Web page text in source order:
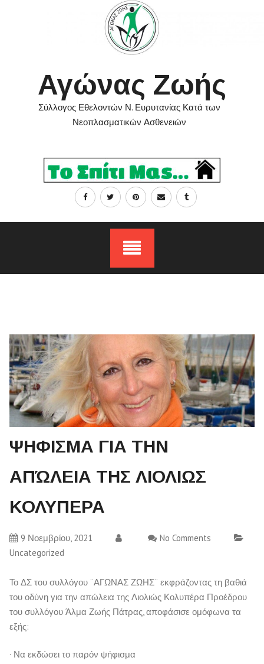
Αγώνας Ζωής
Σύλλογος Εθελοντών Ν. Ευρυτανίας Κατά των
Νεοπλασματικών Ασθενειών
ΨΗΦΙΣΜΑ ΓΙΑ ΤΗΝ
ΑΠΏΛΕΙΑ ΤΗΣ ΛΙΟΛΙΩΣ
ΚΟΛΥΠΕΡΑ
9 Νοεμβρίου, 2021
No Comments
Uncategorized
Το ΔΣ του συλλόγου ¨ΑΓΩΝΑΣ ΖΩΗΣ¨ εκφράζοντας τη βαθιά
του οδύνη για την απώλεια της Λιολιώς Κολυπέρα Προέδρου
του συλλόγου Άλμα Ζωής Πάτρας, αποφάσισε ομόφωνα τα
εξής:
· Να εκδώσει το παρόν ψήφισμα